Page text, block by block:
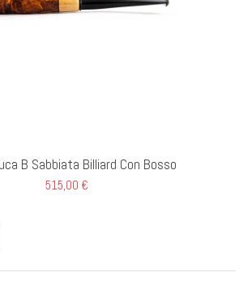
B Sabbiata Billiard Con Bosso
515,00 €